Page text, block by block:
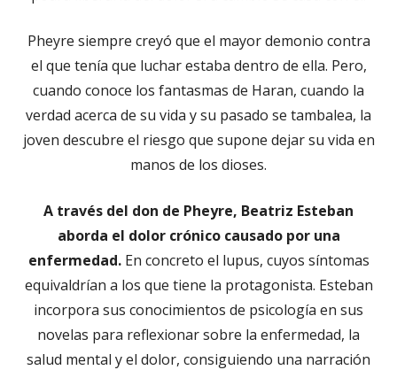
Pheyre siempre creyó que el mayor demonio contra
el que tenía que luchar estaba dentro de ella. Pero,
cuando conoce los fantasmas de Haran, cuando la
verdad acerca de su vida y su pasado se tambalea, la
joven descubre el riesgo que supone dejar su vida en
manos de los dioses.
A través del don de Pheyre, Beatriz Esteban
aborda el dolor crónico causado por una
enfermedad.En concreto el lupus, cuyos síntomas
equivaldrían a los que tiene la protagonista. Esteban
incorpora sus conocimientos de psicología en sus
novelas para reflexionar sobre la enfermedad, la
salud mental y el dolor, consiguiendo una narración